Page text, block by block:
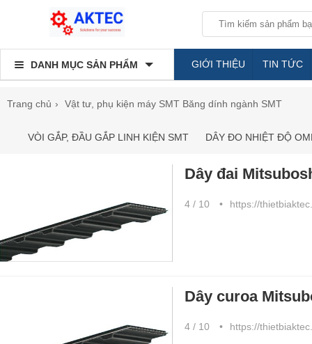
DANH MỤC SẢN PHẨM GIỚI THIỆU TIN TỨC
Trang chủ Vật tư, phụ kiện máy SMT Băng dính ngành SMT
VÒI GẮP, ĐẦU GẮP LINH KIỆN SMT DÂY ĐO NHIỆT ĐỘ
Dây đai
4 / 10 https://
Dây curoa
4 / 10 https://